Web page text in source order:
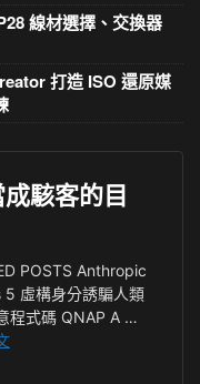
線材選擇、交換器
打造 ISO 還原媒